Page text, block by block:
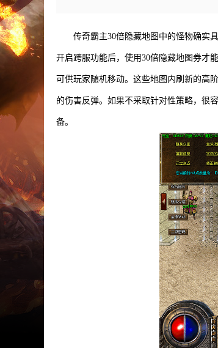
传奇霸主30倍隐藏地图中的怪物确实
开启跨服功能后，使用30倍隐藏地图券才
可供玩家随机移动。这些地图内刷新的高
的伤害反弹。如果不采取针对性策略，很
备。